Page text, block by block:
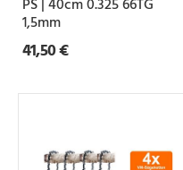
1,5mm
41,50 €